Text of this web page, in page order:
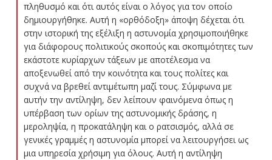
πληθυσμό και ότι αυτός είναι ο λόγος για τον οποίο
δημιουργήθηκε. Αυτή η «ορθόδοξη» άποψη δέχεται ότι
στην ιστορική της εξέλιξη η αστυνομία χρησιμοποιήθηκε
για διάφορους πολιτικούς σκοπούς και σκοπιμότητες των
εκάστοτε κυρίαρχων τάξεων με αποτέλεσμα να
αποξενωθεί από την κοινότητα και τους πολίτες και
συχνά να βρεθεί αντιμέτωπη μαζί τους. Σύμφωνα με
αυτήν την αντίληψη, δεν λείπουν φαινόμενα όπως η
υπέρβαση των ορίων της αστυνομικής δράσης, η
μεροληψία, η προκατάληψη και ο ρατσισμός, αλλά σε
γενικές γραμμές η αστυνομία μπορεί να λειτουργήσει ως
μια υπηρεσία χρήσιμη για όλους. Αυτή η αντίληψη